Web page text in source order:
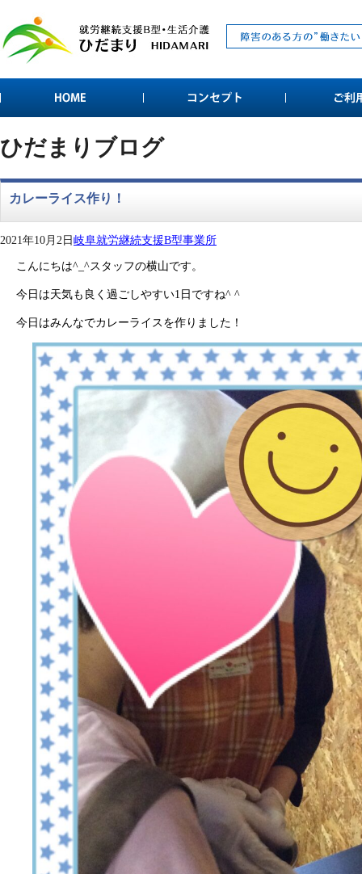
ひだまりブログ
カレーライス作り！
2021年10月2日岐阜就労継続支援B型事業所
こんにちは^_^スタッフの横山です。
今日は天気も良く過ごしやすい1日ですね^ ^
今日はみんなでカレーライスを作りました！